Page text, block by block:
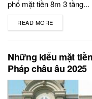
phố mặt tiền 8m 3 tầng...
READ MORE
Những kiểu mặt
Pháp châu âu 2025